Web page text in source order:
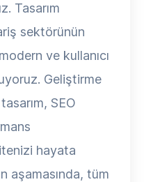
Tasarım
sektörünün
ve kullanıcı
Geliştirme
SEO
hayata
aşamasında, tüm